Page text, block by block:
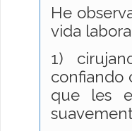
He
vida
1)
confiando
que les